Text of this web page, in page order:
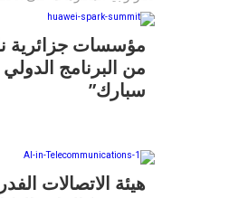
مؤسسات جزائرية
من البرنامج
سبارك”
هيئة الاتصالات